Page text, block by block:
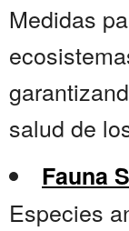
Medidas
salud de
Fauna
Especies